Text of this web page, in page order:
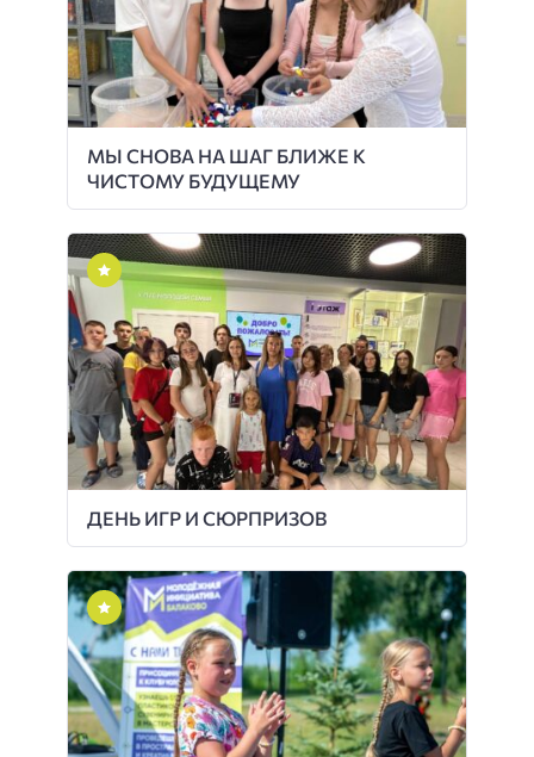
МЫ СНОВА НА ШАГ БЛИЖЕ К
ЧИСТОМУ БУДУЩЕМУ
ДЕНЬ ИГР И СЮРПРИЗОВ